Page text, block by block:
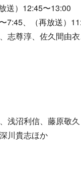
送）12:45〜13:00
7:45、（再放送）
志尊淳、佐久間由
浅沼利信、藤原敬久
川貴志ほか